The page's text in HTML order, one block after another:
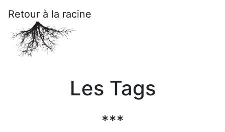
Retour à la racine
Les Tags
***